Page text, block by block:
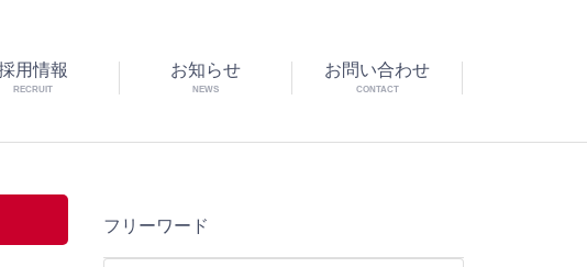
用情報
RECRUIT
お知らせ
NEWS
お問い合わせ
CONTACT
フリーワード